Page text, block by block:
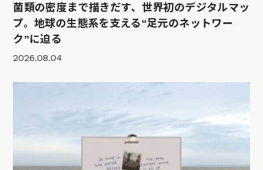
菌類の密度まで描きだす、世界初のデジタルマッ
プ。地球の生態系を支える“足元のネットワー
ク”に迫る
2026.08.04